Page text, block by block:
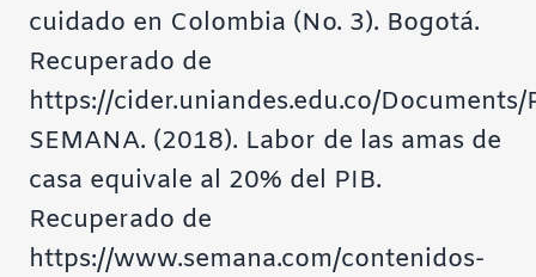
cuidado en Colombia (No. 3). Bogotá.
Recuperado de
https://cider.uniandes.edu.co/
SEMANA. (2018). Labor de las amas de
casa equivale al 20% del PIB.
Recuperado de
https://www.semana.com/contenidos-